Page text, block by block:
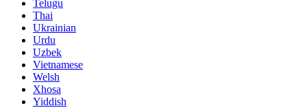
Telugu
Thai
Ukrainian
Urdu
Uzbek
Vietnamese
Welsh
Xhosa
Yiddish